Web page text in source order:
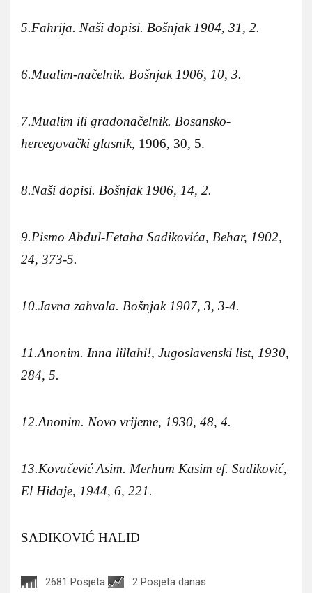
5.Fahrija. Naši dopisi. Bošnjak 1904, 31, 2.
6.Mualim-načelnik. Bošnjak 1906, 10, 3.
7.Mualim ili gradonačelnik. Bosansko-
hercegovački glasnik, 1906, 30, 5.
8.Naši dopisi. Bošnjak 1906, 14, 2.
9.Pismo Abdul-Fetaha Sadikovića, Behar, 1902,
24, 373-5.
10.Javna zahvala. Bošnjak 1907, 3, 3-4.
11.Anonim. Inna lillahi!, Jugoslavenski list, 1930,
284, 5.
12.Anonim. Novo vrijeme, 1930, 48, 4.
13.Kovačević Asim. Merhum Kasim ef. Sadiković,
El Hidaje, 1944, 6, 221.
SADIKOVIĆ HALID
2681 Posjeta 2 Posjeta danas